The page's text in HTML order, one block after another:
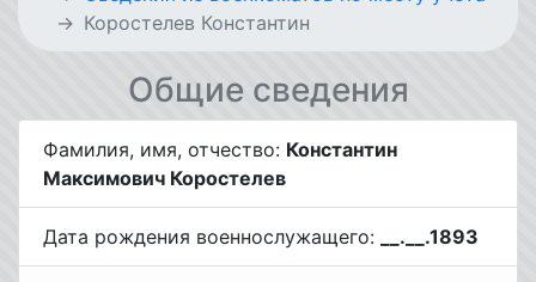
Коростелев Константин
Общие сведения
Фамилия, имя, отчество: Константин
Максимович Коростелев
Дата рождения военнослужащего: __.__.1893